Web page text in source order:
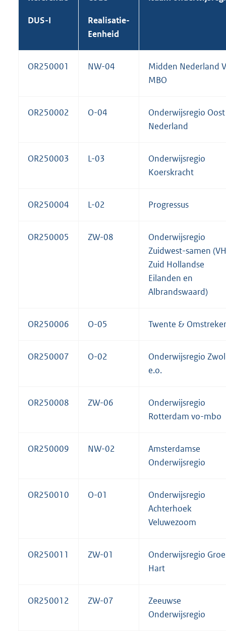
DUS-I
Realisatie-
Eenheid
OR250001 NW-04
Midden Nederland
MBO
OR250002 O-04
Onderwijsregio Oost
Nederland
OR250003 L-03
Onderwijsregio
Koerskracht
OR250004 L-02 Progressus
OR250005 ZW-08
Onderwijsregio
Zuidwest-samen (VH
Zuid Hollandse
Eilanden en
Albrandswaard)
OR250006 O-05 Twente &
OR250007 O-02
Onderwijsregio
e.o.
OR250008 ZW-06
Onderwijsregio
Rotterdam vo-mbo
OR250009 NW-02
Amsterdamse
Onderwijsregio
OR250010 O-01
Onderwijsregio
Achterhoek
Veluwezoom
OR250011 ZW-01
Onderwijsregio
Hart
OR250012 ZW-07
Zeeuwse
Onderwijsregio